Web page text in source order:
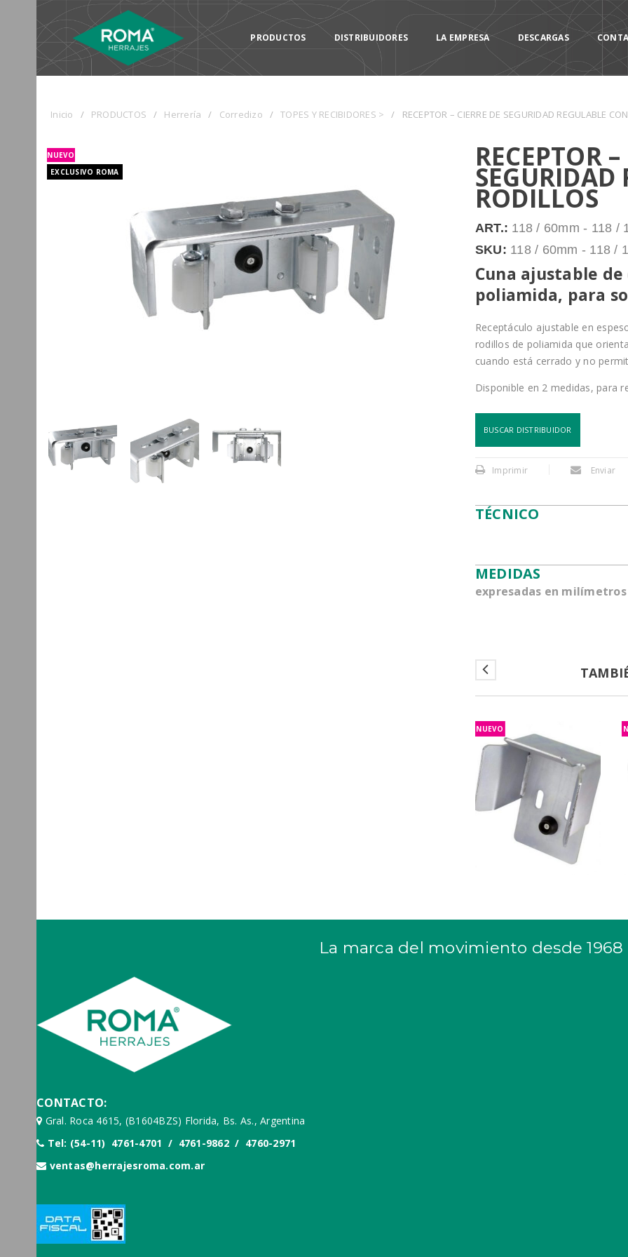
PRODUCTOS DISTRIBUIDORES LA EMPRESA DESCARGAS
Inicio / PRODUCTOS / Herrería / Corredizo / TOPES Y RECIBIDORES > / RECEPTOR – CIERRE DE SEGURIDAD REGULABLE
NUEVO
EXCLUSIVO ROMA
RECEPTOR
SEGURIDAD
RODILLOS
ART.: 118 / 60mm - 118 /
SKU: 118 / 60mm - 118 /
Cuna ajustable
poliamida, para
Receptáculo ajustable en
rodillos de poliamida que
cuando está cerrado y no
Disponible en 2 medidas, para
BUSCAR DISTRIBUIDOR
Imprimir Enviar
TÉCNICO
MEDIDAS
expresadas en milímetros
NUEVO
La marca del movimiento desde 1968
CONTACTO:
Gral. Roca 4615, (B1604BZS) Florida, Bs. As., Argentina
Tel: (54-11) 4761-4701 / 4761-9862 / 4760-2971
ventas@herrajesroma.com.ar